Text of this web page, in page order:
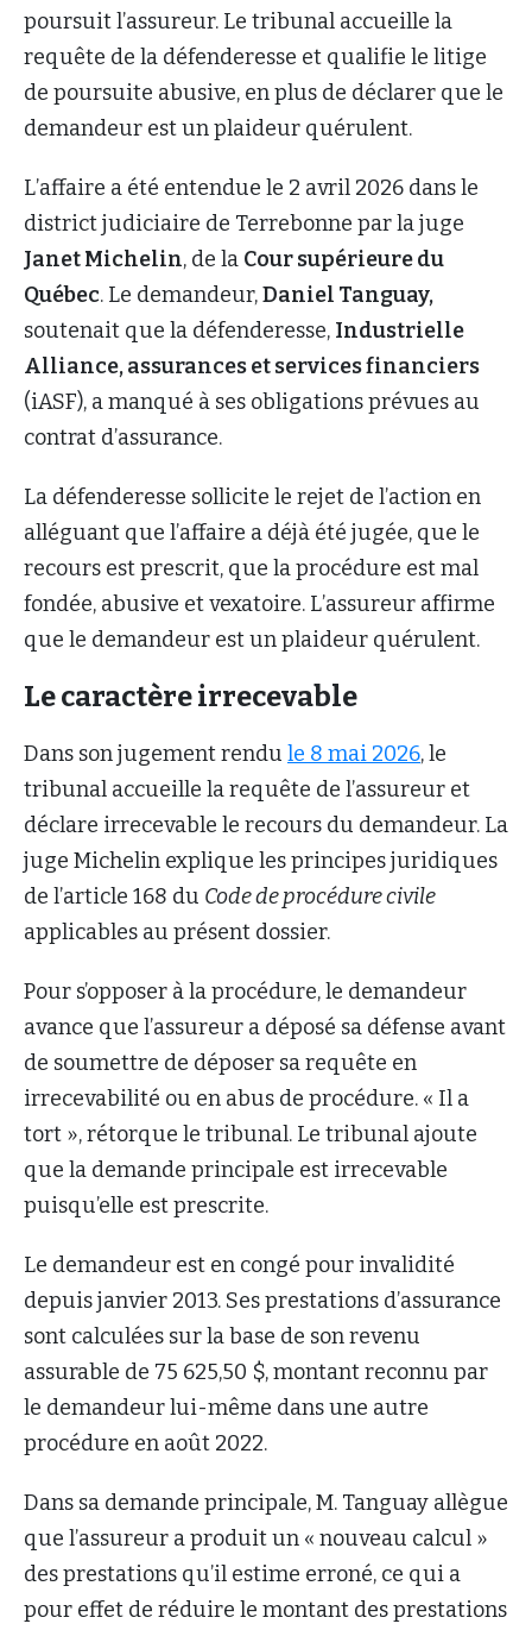
poursuit l’assureur. Le tribunal accueille la
requête de la défenderesse et qualifie le litige
de poursuite abusive, en plus de déclarer que le
demandeur est un plaideur quérulent.
L’affaire a été entendue le 2 avril 2026 dans le
district judiciaire de Terrebonne par la juge
Janet Michelin, de la Cour supérieure du
Québec. Le demandeur,Daniel Tanguay,
soutenait que la défenderesse, Industrielle
Alliance, assurances et services financiers
(iASF), a manqué à ses obligations prévues au
contrat d’assurance.
La défenderesse sollicite le rejet de l’action en
alléguant que l’affaire a déjà été jugée, que le
recours est prescrit, que la procédure est mal
fondée, abusive et vexatoire. L’assureur affirme
que le demandeur est un plaideur quérulent.
Le caractère irrecevable
Dans son jugement rendu le 8 mai 2026, le
tribunal accueille la requête de l’assureur et
déclare irrecevable le recours du demandeur. La
juge Michelin explique les principes juridiques
de l’article 168 du Code de procédure civile
applicables au présent dossier.
Pour s’opposer à la procédure, le demandeur
avance que l’assureur a déposé sa défense avant
de soumettre de déposer sa requête en
irrecevabilité ou en abus de procédure. « Il a
tort », rétorque le tribunal. Le tribunal ajoute
que la demande principale est irrecevable
puisqu’elle est prescrite.
Le demandeur est en congé pour invalidité
depuis janvier 2013. Ses prestations d’assurance
sont calculées sur la base de son revenu
assurable de 75 625,50 $, montant reconnu par
le demandeur lui-même dans une autre
procédure en août 2022.
Dans sa demande principale, M. Tanguay allègue
que l’assureur a produit un « nouveau calcul »
des prestations qu’il estime erroné, ce qui a
pour effet de réduire le montant des prestations